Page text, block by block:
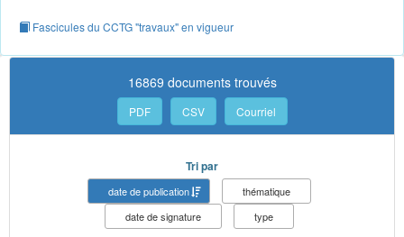
Fascicules du CCTG "travaux" en vigueur
16869 documents trouvés
PDF CSV Courriel
Tri par
date de publication
thématique
date de signature
type